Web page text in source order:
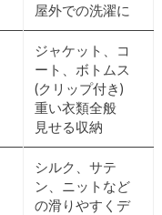
屋外での洗濯に
ジャケット、コ
ート、ボトムス
(クリップ付き)
重い衣類全般
見せる収納
シルク、サテ
ン、ニットなど
の滑りやすくデ